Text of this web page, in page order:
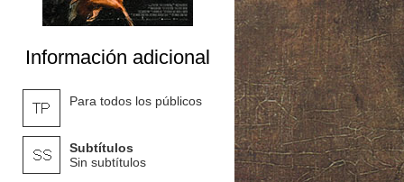
Información adicional
Para todos los públicos
Subtítulos
Sin subtítulos